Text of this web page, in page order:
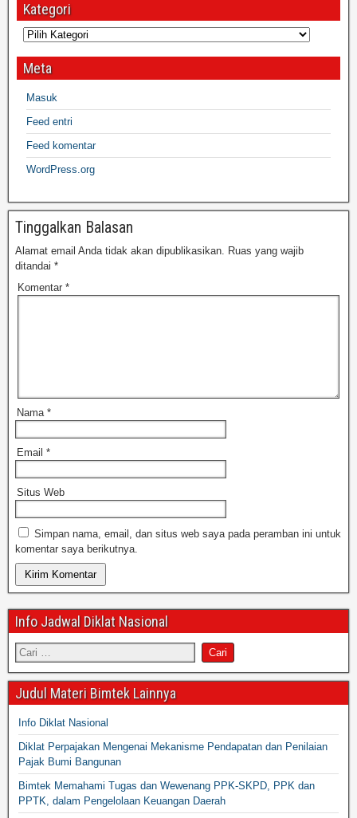
Kategori
Meta
Masuk
Feed entri
Feed komentar
WordPress.org
Tinggalkan Balasan
Alamat email Anda tidak akan dipublikasikan. Ruas yang wajib
ditandai *
Komentar *
Nama *
Email *
Situs Web
Simpan nama, email, dan situs web saya pada peramban ini untuk
komentar saya berikutnya.
Info Jadwal Diklat Nasional
Judul Materi Bimtek Lainnya
Info Diklat Nasional
Diklat Perpajakan Mengenai Mekanisme Pendapatan dan Penilaian
Pajak Bumi Bangunan
Bimtek Memahami Tugas dan Wewenang PPK-SKPD, PPK dan
PPTK, dalam Pengelolaan Keuangan Daerah